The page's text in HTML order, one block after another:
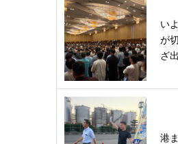
い
が
ざ
港